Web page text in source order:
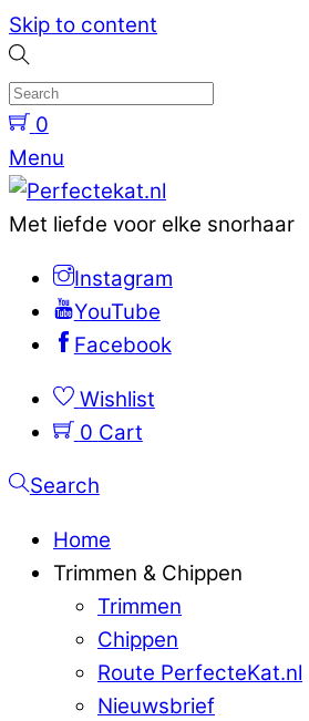
Skip to content
0
Menu
Met liefde voor elke snorhaar
Instagram
YouTube
Facebook
Wishlist
0 Cart
Search
Home
Trimmen & Chippen
Trimmen
Chippen
Route PerfecteKat.nl
Nieuwsbrief